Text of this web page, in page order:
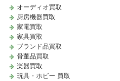
オーディオ買取
厨房機器買取
家電買取
家具買取
ブランド品買取
骨董品買取
楽器買取
玩具・ホビー 買取